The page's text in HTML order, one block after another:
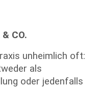
& CO.
unheimlich oft:
als
oder jedenfalls